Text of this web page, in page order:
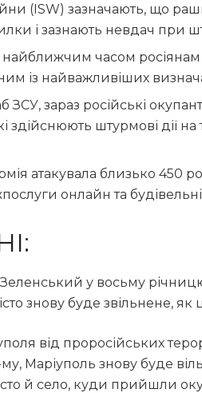
(ISW) зазначають, що
і зазнають невдач при
часом
із найважливіших
зараз російські
здійснюють штурмові дії на
атакувала близько 450
онлайн та
у восьму
знову буде звільнене, як
від проросійських
му, Маріуполь знову буде
й село, куди прийшли